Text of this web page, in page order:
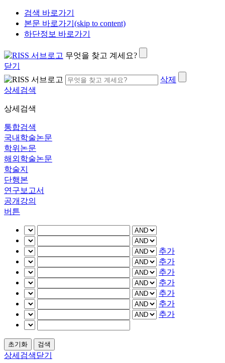
검색 바로가기
본문 바로가기(skip to content)
하단정보 바로가기
무엇을 찾고 계세요?
닫기
삭제
상세검색
상세검색
통합검색
국내학술논문
학위논문
해외학술논문
학술지
단행본
연구보고서
공개강의
버튼
추가
추가
추가
추가
추가
추가
추가
상세검색닫기